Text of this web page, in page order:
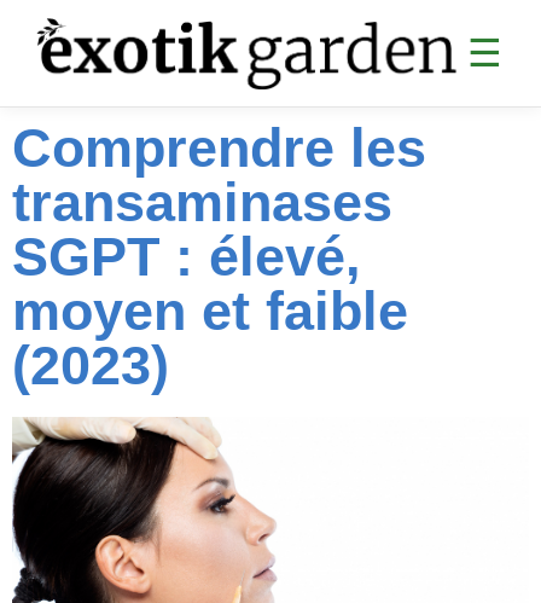
☰
SANTÉ
Digestion
Analyses sanguines
Sommeil & CBD
Cardiovasculaire
Divers santé
MINCEUR
MASCULINE
Comprendre les
transaminases
SGPT : élevé,
moyen et faible
(2023)